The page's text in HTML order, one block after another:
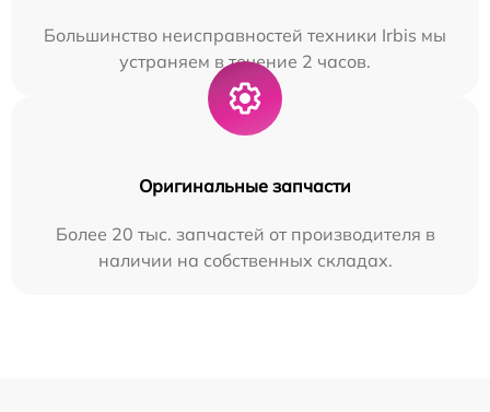
Большинство неисправностей техники Irbis мы
устраняем в течение 2 часов.
Оригинальные запчасти
Более 20 тыс. запчастей от производителя в
наличии на собственных складах.